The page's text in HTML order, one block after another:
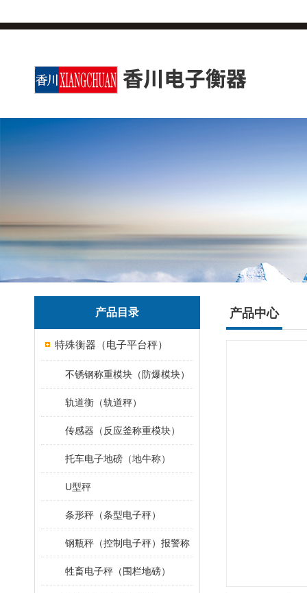
产品目录
特殊衡器（电子平台秤）
不锈钢称重模块（防爆模块）
轨道衡（轨道秤）
传感器（反应釜称重模块）
托车电子地磅（地牛称）
U型秤
条形秤（条型电子秤）
钢瓶秤（控制电子秤）报警称
牲畜电子秤（围栏地磅）
产品中心